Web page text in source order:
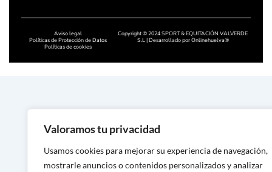
Valoramos tu privacidad
Usamos cookies para mejorar su experiencia de navegación,
mostrarle anuncios o contenidos personalizados y analizar
Calzado artesanal en Badajoz
Calzado artesanal en Cáceres
Calzado artesanal en
Calzado artesanal en Asturias
Calzado artesanal en Lugo
Aviso legal
Políticas de Protección de Datos
Políticas de cookies
Copyright © 2024 SPORT & EQUITACIÓN VALVERDE
S.L | Desarrollado porOnlinehuelva®